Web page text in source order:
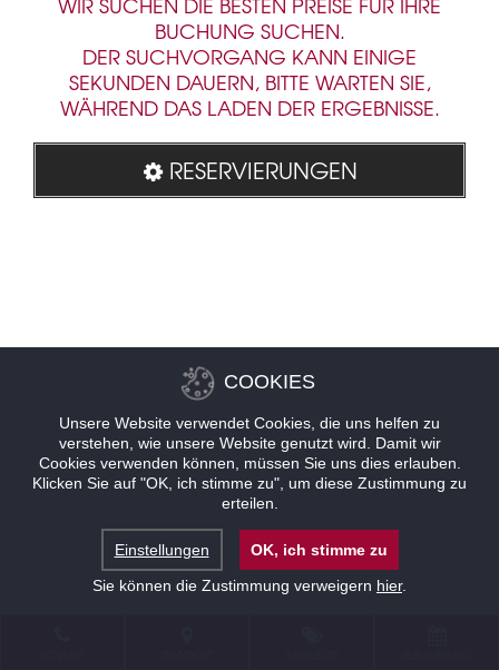
BUCHUNG SUCHEN.
DER SUCHVORGANG KANN EINIGE
SEKUNDEN DAUERN, BITTE WARTEN SIE,
WÄHREND DAS LADEN DER ERGEBNISSE.
RESERVIERUNGEN
COOKIES
Unsere Website verwendet Cookies, die uns helfen zu
verstehen, wie unsere Website genutzt wird. Damit wir
Cookies verwenden können, müssen Sie uns dies erlauben.
Klicken Sie auf "OK, ich stimme zu", um diese Zustimmung zu
erteilen.
Einstellungen
OK, ich stimme zu
Sie können die Zustimmung verweigern hier.